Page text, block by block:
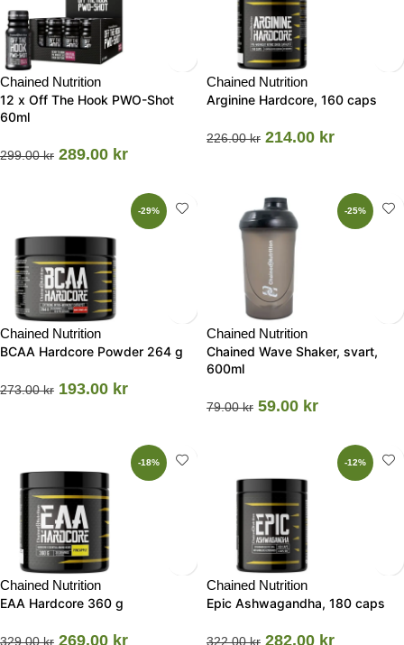
Chained Nutrition
12 x Off The Hook PWO-Shot
60ml
299.00kr 289.00 kr
Chained Nutrition
Arginine Hardcore, 160 caps
226.00kr 214.00 kr
-29%
Chained Nutrition
BCAA Hardcore Powder 264 g
273.00kr 193.00 kr
-25%
Chained Nutrition
Chained Wave Shaker, svart,
600ml
79.00kr 59.00 kr
-18%
Chained Nutrition
EAA Hardcore 360 g
329.00kr 269.00 kr
-12%
Chained Nutrition
Epic Ashwagandha, 180 caps
322.00kr 282.00 kr